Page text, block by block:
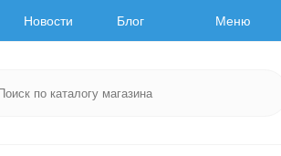
Новости Блог Меню